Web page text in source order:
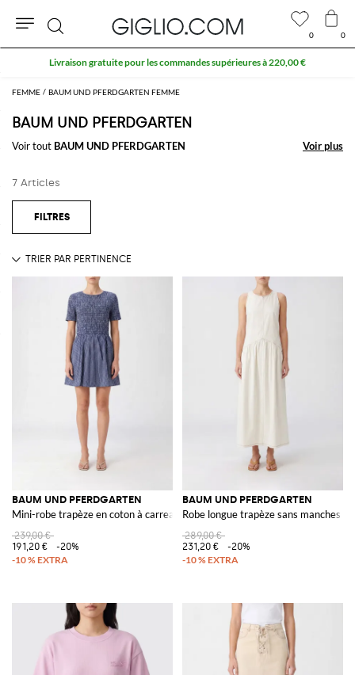
FEMME BAUM UND PFERDGARTEN FEMME
BAUM UND PFERDGARTEN
Voir tout BAUM UND PFERDGARTEN Voir plus
Voir plus
7 Articles
BAUM UND PFERDGARTEN
Mini-robe trapèze en coton à carreaux
239,00 €
191,20 €
-20%
BAUM UND PFERDGARTEN
Robe longue trapèze sans manches
289,00 €
231,20 €
-20%
0 0
Rechercher
Livraison gratuite pour les commandes supérieures à 220,00 €